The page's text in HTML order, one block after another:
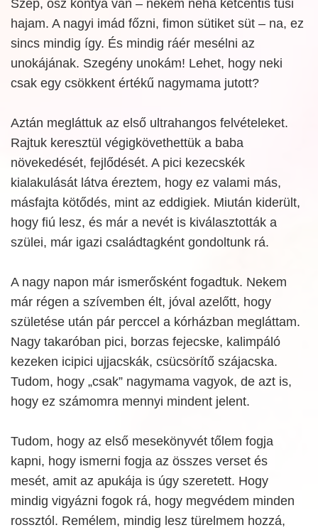
Szép, ősz kontya van – nekem néha kétcentis tüsi
hajam. A nagyi imád főzni, fimon sütiket süt – na, ez
sincs mindig így. És mindig ráér mesélni az
unokájának. Szegény unokám! Lehet, hogy neki
csak egy csökkent értékű nagymama jutott?
Aztán megláttuk az első ultrahangos felvételeket.
Rajtuk keresztül végigkövethettük a baba
növekedését, fejlődését. A pici kezecskék
kialakulását látva éreztem, hogy ez valami más,
másfajta kötődés, mint az eddigiek. Miután kiderült,
hogy fiú lesz, és már a nevét is kiválasztották a
szülei, már igazi családtagként gondoltunk rá.
A nagy napon már ismerősként fogadtuk. Nekem
már régen a szívemben élt, jóval azelőtt, hogy
születése után pár perccel a kórházban megláttam.
Nagy takaróban pici, borzas fejecske, kalimpáló
kezeken icipici ujjacskák, csücsörítő szájacska.
Tudom, hogy „csak” nagymama vagyok, de azt is,
hogy ez számomra mennyi mindent jelent.
Tudom, hogy az első mesekönyvét tőlem fogja
kapni, hogy ismerni fogja az összes verset és
mesét, amit az apukája is úgy szeretett. Hogy
mindig vigyázni fogok rá, hogy megvédem minden
rossztól. Remélem, mindig lesz türelmem hozzá,